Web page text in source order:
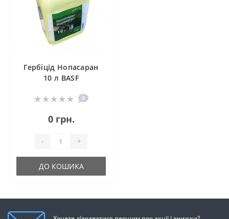
Гербіцід Нопасаран
10 л BASF
0
0 грн.
- +
ДО КОШИКА